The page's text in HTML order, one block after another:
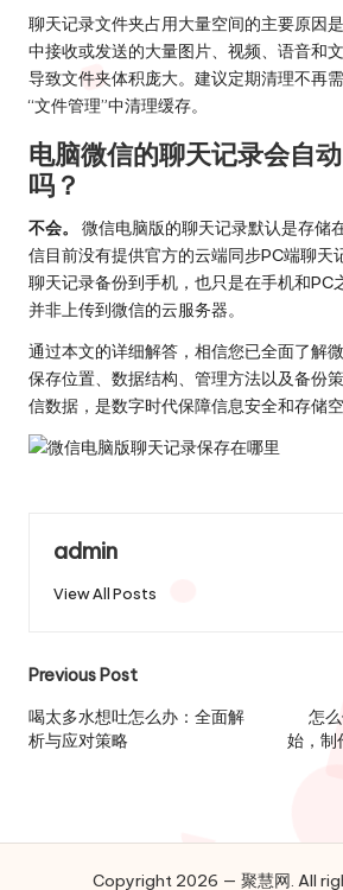
聊天记录文件夹占用大量空间的主要原因是
中接收或发送的大量图片、视频、语音和
导致文件夹体积庞大。建议定期清理不再
“文件管理”中清理缓存。
电脑微信的聊天记录会自
吗？
不会。
微信电脑版的聊天记录默认是存储
信目前没有提供官方的云端同步PC端聊天
聊天记录备份到手机，也只是在手机和PC
并非上传到微信的云服务器。
通过本文的详细解答，相信您已全面了解
保存位置、数据结构、管理方法以及备份
信数据，是数字时代保障信息安全和存储
admin
View All Posts
Post
navigation
Previous Post
喝太多水想吐怎么办：全面解
析与应对策略
怎
始，制
Copyright 2026 — 聚慧网. All